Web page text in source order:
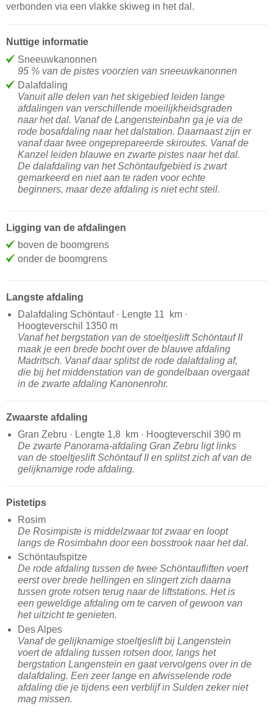
verbonden via een vlakke skiweg in het dal.
Nuttige informatie
Sneeuwkanonnen
95 % van de pistes voorzien van sneeuwkanonnen
Dalafdaling
Vanuit alle delen van het skigebied leiden lange
afdalingen van verschillende moeilijkheidsgraden
naar het dal. Vanaf de Langensteinbahn ga je via de
rode bosafdaling naar het dalstation. Daarnaast zijn er
vanaf daar twee ongeprepareerde skiroutes. Vanaf de
Kanzel leiden blauwe en zwarte pistes naar het dal.
De dalafdaling van het Schöntaufgebied is zwart
gemarkeerd en niet aan te raden voor echte
beginners, maar deze afdaling is niet echt steil.
Ligging van de afdalingen
boven de boomgrens
onder de boomgrens
Langste afdaling
Dalafdaling Schöntauf · Lengte 11 km ·
Hoogteverschil 1350 m
Vanaf het bergstation van de stoeltjeslift Schöntauf II
maak je een brede bocht over de blauwe afdaling
Madritsch. Vanaf daar splitst de rode dalafdaling af,
die bij het middenstation van de gondelbaan overgaat
in de zwarte afdaling Kanonenrohr.
Zwaarste afdaling
Gran Zebru · Lengte 1,8 km · Hoogteverschil 390 m
De zwarte Panorama-afdaling Gran Zebru ligt links
van de stoeltjeslift Schöntauf II en splitst zich af van de
gelijknamige rode afdaling.
Pistetips
Rosim
De Rosimpiste is middelzwaar tot zwaar en loopt
langs de Rosimbahn door een bosstrook naar het dal.
Schöntaufspitze
De rode afdaling tussen de twee Schöntaufliften voert
eerst over brede hellingen en slingert zich daarna
tussen grote rotsen terug naar de liftstations. Het is
een geweldige afdaling om te carven of gewoon van
het uitzicht te genieten.
Des Alpes
Vanaf de gelijknamige stoeltjeslift bij Langenstein
voert de afdaling tussen rotsen door, langs het
bergstation Langenstein en gaat vervolgens over in de
dalafdaling. Een zeer lange en afwisselende rode
afdaling die je tijdens een verblijf in Sulden zeker niet
mag missen.